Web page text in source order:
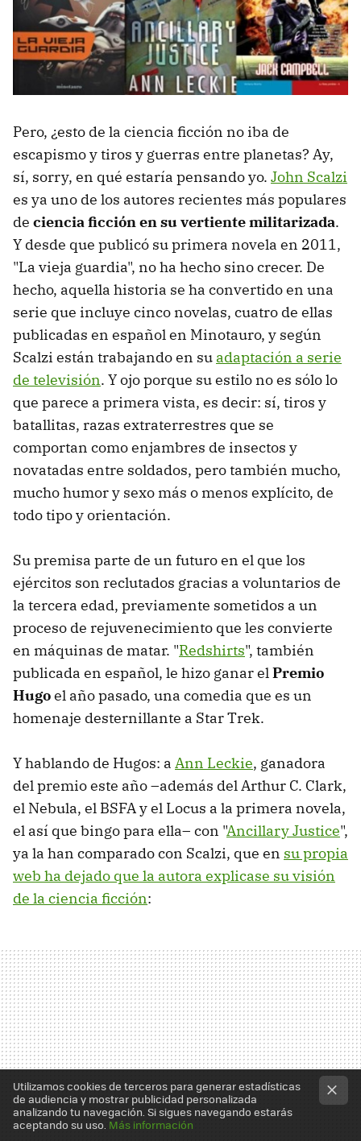
Pero, ¿esto de la ciencia ficción no iba de
escapismo y tiros y guerras entre planetas? Ay,
sí, sorry, en qué estaría pensando yo. John Scalzi
es ya uno de los autores recientes más populares
de ciencia ficción en su vertiente militarizada.
Y desde que publicó su primera novela en 2011,
"La vieja guardia", no ha hecho sino crecer. De
hecho, aquella historia se ha convertido en una
serie que incluye cinco novelas, cuatro de ellas
publicadas en español en Minotauro, y según
Scalzi están trabajando en su adaptación a serie
de televisión. Y ojo porque su estilo no es sólo lo
que parece a primera vista, es decir: sí, tiros y
batallitas, razas extraterrestres que se
comportan como enjambres de insectos y
novatadas entre soldados, pero también mucho,
mucho humor y sexo más o menos explícito, de
todo tipo y orientación.
Su premisa parte de un futuro en el que los
ejércitos son reclutados gracias a voluntarios de
la tercera edad, previamente sometidos a un
proceso de rejuvenecimiento que les convierte
en máquinas de matar. "Redshirts", también
publicada en español, le hizo ganar elPremio
Hugoel año pasado, una comedia que es un
homenaje desternillante a Star Trek.
Y hablando de Hugos: a Ann Leckie, ganadora
del premio este año –además del Arthur C. Clark,
el Nebula, el BSFA y el Locus a la primera novela,
el así que bingo para ella– con "Ancillary Justice",
ya la han comparado con Scalzi, que en su propia
web ha dejado que la autora explicase su visión
de la ciencia ficción:
Utilizamos cookies de terceros para generar estadísticas
de audiencia y mostrar publicidad personalizada
analizando tu navegación. Si sigues navegando estarás
aceptando su uso. Más información